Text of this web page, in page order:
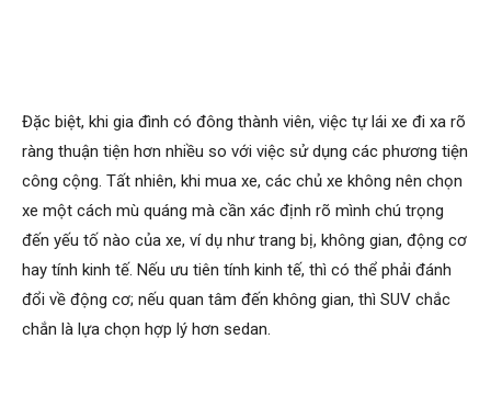
Đặc biệt, khi gia đình có đông thành viên, việc tự lái xe đi xa rõ
ràng thuận tiện hơn nhiều so với việc sử dụng các phương tiện
công cộng. Tất nhiên, khi mua xe, các chủ xe không nên chọn
xe một cách mù quáng mà cần xác định rõ mình chú trọng
đến yếu tố nào của xe, ví dụ như trang bị, không gian, động cơ
hay tính kinh tế. Nếu ưu tiên tính kinh tế, thì có thể phải đánh
đổi về động cơ; nếu quan tâm đến không gian, thì SUV chắc
chắn là lựa chọn hợp lý hơn sedan.